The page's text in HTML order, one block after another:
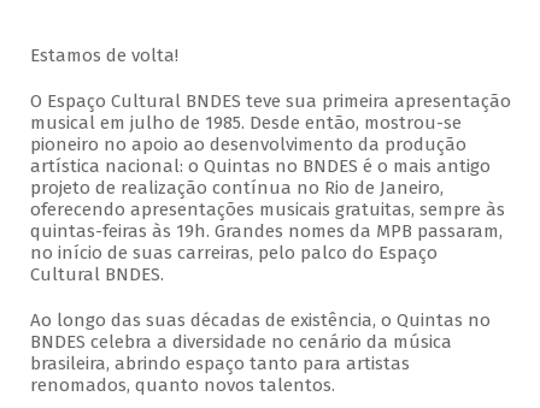
Estamos de volta!
O Espaço Cultural BNDES teve sua primeira apresentação
musical em julho de 1985. Desde então, mostrou-se
pioneiro no apoio ao desenvolvimento da produção
artística nacional: o Quintas no BNDES é o mais antigo
projeto de realização contínua no Rio de Janeiro,
oferecendo apresentações musicais gratuitas, sempre às
quintas-feiras às 19h. Grandes nomes da MPB passaram,
no início de suas carreiras, pelo palco do Espaço
Cultural BNDES.
Ao longo das suas décadas de existência, o Quintas no
BNDES celebra a diversidade no cenário da música
brasileira, abrindo espaço tanto para artistas
renomados, quanto novos talentos.